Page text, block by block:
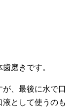
磨きです。
、最後に水で口
として使うのも